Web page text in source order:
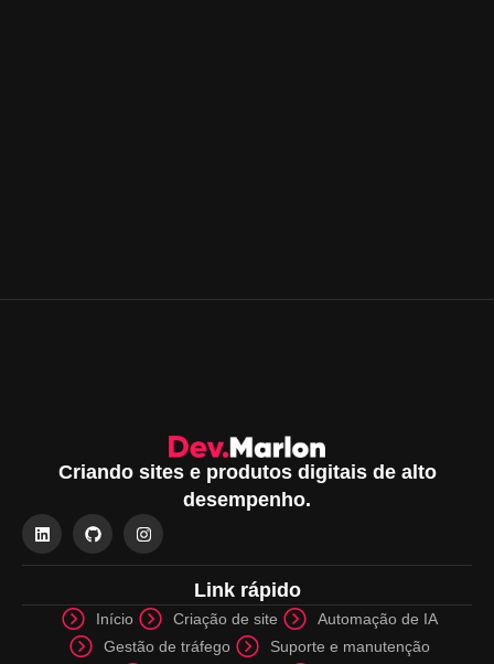
Criando sites e produtos digitais de alto
desempenho.
Link rápido
Início Criação de site
Automação de IA
Gestão de tráfego
Suporte e manutenção